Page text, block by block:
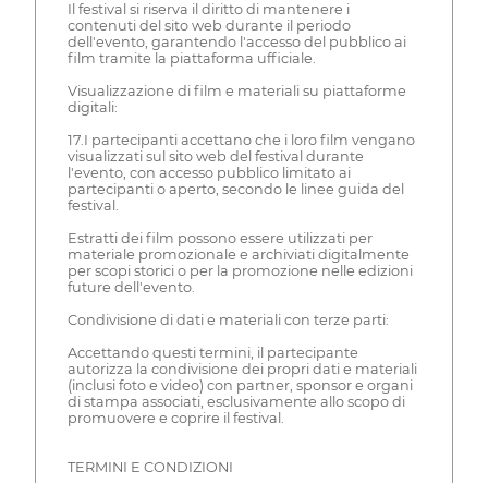
Il festival si riserva il diritto di mantenere i
contenuti del sito web durante il periodo
dell'evento, garantendo l'accesso del pubblico ai
film tramite la piattaforma ufficiale.
Visualizzazione di film e materiali su piattaforme
digitali:
17.I partecipanti accettano che i loro film vengano
visualizzati sul sito web del festival durante
l'evento, con accesso pubblico limitato ai
partecipanti o aperto, secondo le linee guida del
festival.
Estratti dei film possono essere utilizzati per
materiale promozionale e archiviati digitalmente
per scopi storici o per la promozione nelle edizioni
future dell'evento.
Condivisione di dati e materiali con terze parti:
Accettando questi termini, il partecipante
autorizza la condivisione dei propri dati e materiali
(inclusi foto e video) con partner, sponsor e organi
di stampa associati, esclusivamente allo scopo di
promuovere e coprire il festival.
TERMINI E CONDIZIONI